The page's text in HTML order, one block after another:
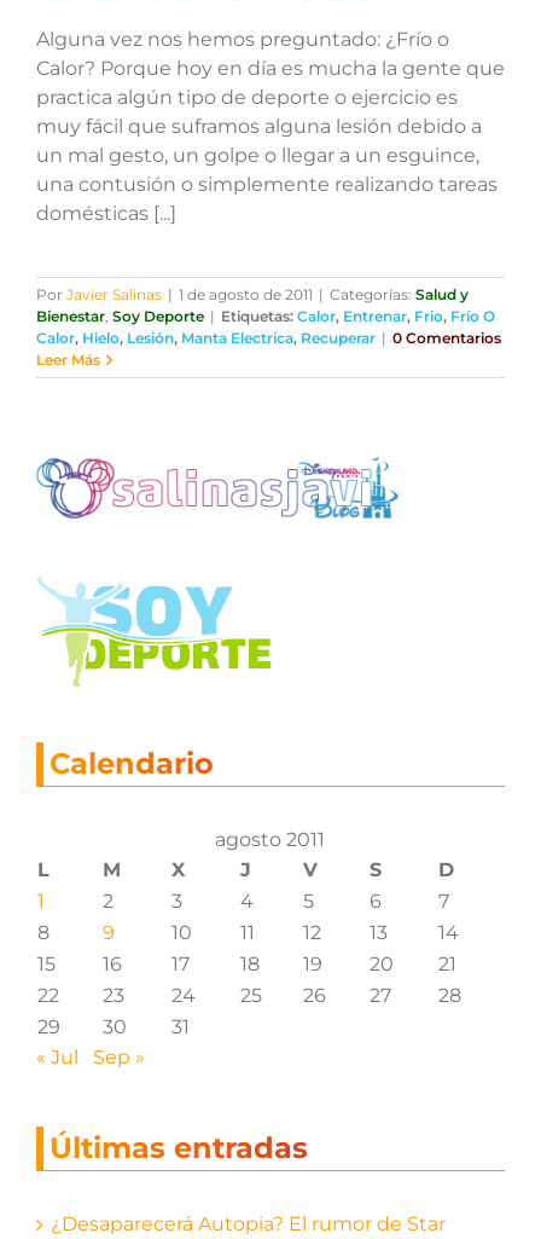
Alguna vez nos hemos preguntado: ¿Frío o
Calor? Porque hoy en día es mucha la gente que
practica algún tipo de deporte o ejercicio es
muy fácil que suframos alguna lesión debido a
un mal gesto, un golpe o llegar a un esguince,
una contusión o simplemente realizando tareas
domésticas [...]
Por Javier Salinas | 1 de agosto de 2011 | Categorías: Salud y
Bienestar, Soy Deporte | Etiquetas: Calor, Entrenar, Frio, Frío O
Calor, Hielo, Lesión, Manta Electrica, Recuperar | 0 Comentarios
Leer Más
Calendario
agosto 2011
L
M X J V S
D
1
2 3 4 5 6
7
8
9 10 11 12 13
14
15
16 17 18 19 20
21
22
23 24 25 26 27
28
29
30
31
« Jul
Sep »
Últimas entradas
¿Desaparecerá Autopia? El rumor de Star